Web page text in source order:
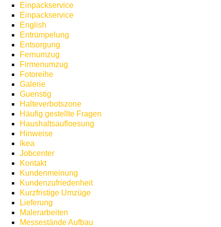
Einpackservice
Einpackservice
English
Entrümpelung
Entsorgung
Fernumzug
Firmenumzug
Fotoreihe
Galerie
Guenstig
Halteverbotszone
Häufig gestellte Fragen
Haushaltsaufloesung
Hinweise
Ikea
Jobcenter
Kontakt
Kundenmeinung
Kundenzufriedenheit
Kurzfristige Umzüge
Lieferung
Malerarbeiten
Messestände Aufbau